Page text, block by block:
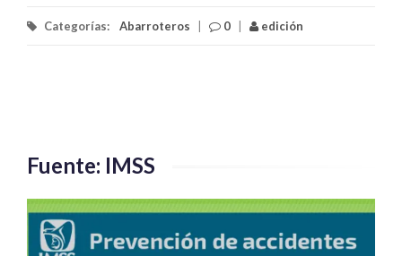
Categorías: Abarroteros 0 edición
Fuente: IMSS